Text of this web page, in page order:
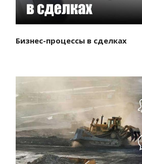
Бизнес-процессы в сделках
Смотреть проект